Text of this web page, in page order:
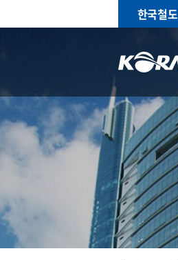
한국철도
CEO